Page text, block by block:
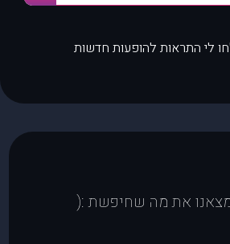
לי התראות להופעות חדשות
את מה שחיפשת :(